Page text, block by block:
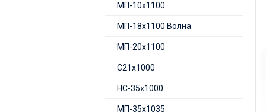
МП-10х1100
МП-18х1100 Волна
МП-20х1100
С21х1000
НС-35х1000
МП-35х1035